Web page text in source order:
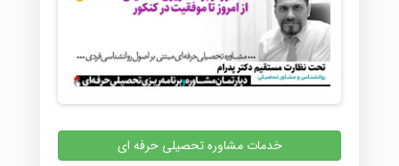
خدمات مشاوره تحصیلی حرفه ای